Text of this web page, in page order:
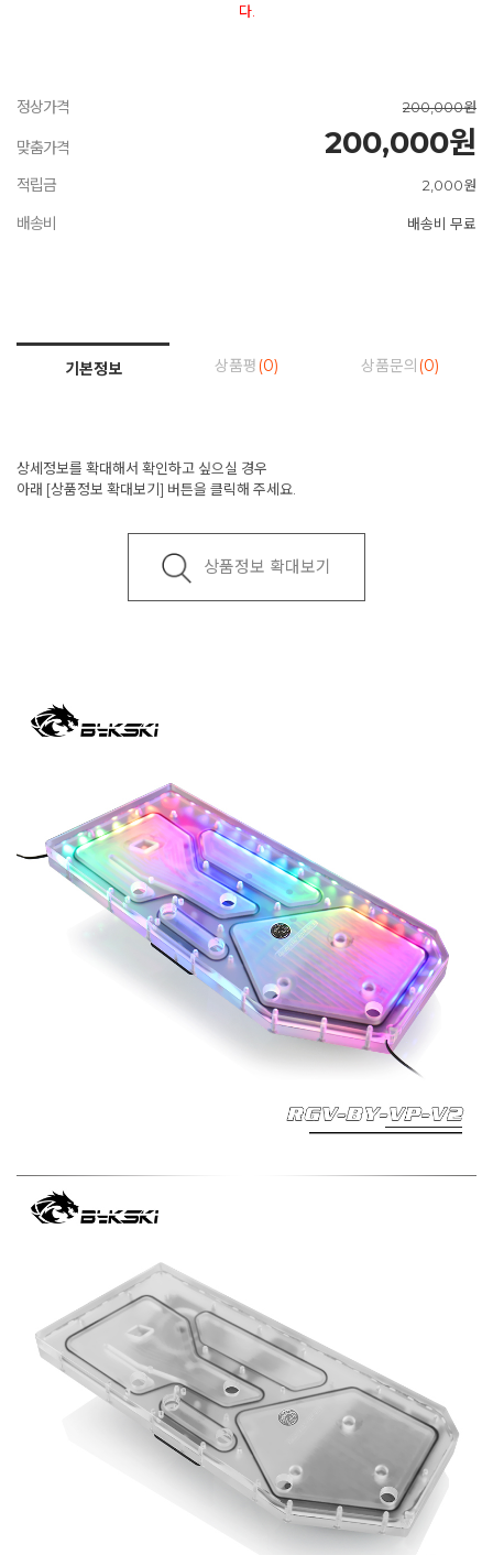
다.
정상가격 200,000원
맞춤가격 200,000원
적립금 2,000원
배송비 배송비 무료
기본정보 상품평 (0) 상품문의 (0)
상세정보를 확대해서 확인하고 싶으실 경우
아래 [상품정보 확대보기] 버튼을 클릭해 주세요.
상품정보 확대보기